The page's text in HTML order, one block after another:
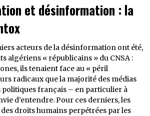
et désinformation : la
acteurs de la désinformation ont été,
algériens « républicains » du CNSA :
ils tenaient face au « péril
radicaux que la majorité des médias
politiques français – en particulier à
d’entendre. Pour ces derniers, les
droits humains perpétrées par les